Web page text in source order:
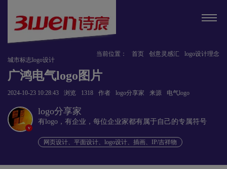
当前位置： 首页 创意灵感汇
logo设计理念
城市标志logo设计
广鸿电气logo图片
2024-10-23 10:28:43 浏览 1318 作者 logo分享家 来源 电气logo
v
logo分享家
有logo，有企业，每位企业家都有属于自己的专属符号
网页设计、平面设计、logo设计、插画、IP/吉祥物